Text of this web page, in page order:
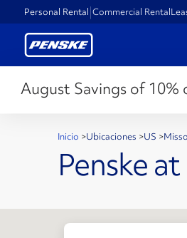
Personal Rental Commercial Rental
August Savings of
Inicio >Ubicaciones >US >
Penske